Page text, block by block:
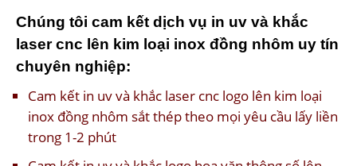
Chúng tôi cam kết dịch vụ in uv và khắc
laser cnc lên kim loại inox đồng nhôm uy tín
chuyên nghiệp:
Cam kết in uv và khắc laser cnc logo lên kim loại
inox đồng nhôm sắt thép theo mọi yêu cầu lấy liền
trong 1-2 phút